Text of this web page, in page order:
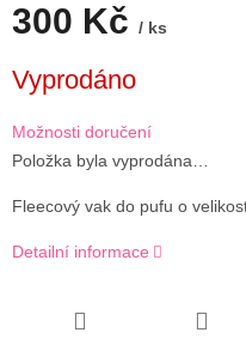
300 Kč / ks
cena:
Vyprodáno
Možnosti doručení
Položka byla vyprodána…
Fleecový vak do pufu o
Detailní informace